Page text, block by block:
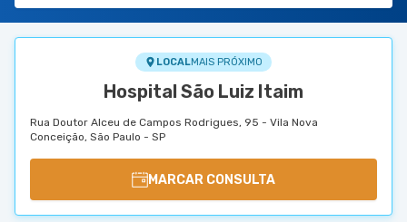
LOCALMAIS PRÓXIMO
Hospital São Luiz Itaim
Rua Doutor Alceu de Campos Rodrigues, 95 - Vila Nova
Conceição, São Paulo - SP
MARCAR CONSULTA